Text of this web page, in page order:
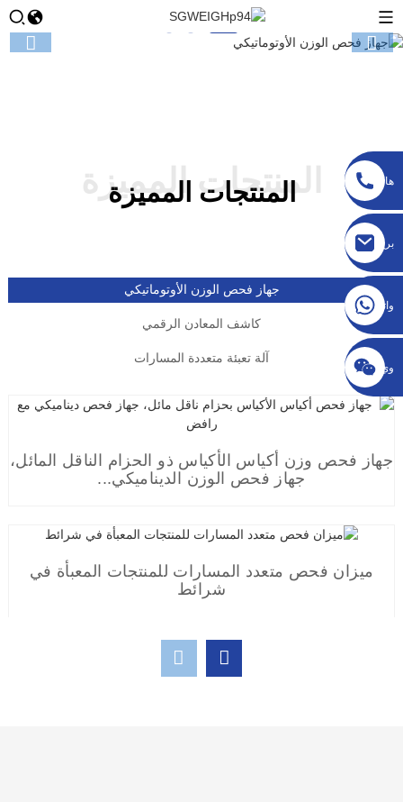
هاتف
بريد
إلكتروني
واتساب
وي
تشات
المنتجات المميزة
المنتجات المميزة
جهاز فحص الوزن الأوتوماتيكي
كاشف المعادن الرقمي
آلة تعبئة متعددة المسارات
جهاز فحص وزن أكياس الأكياس ذو الحزام الناقل المائل،
جهاز فحص الوزن الديناميكي...
ميزان فحص متعدد المسارات للمنتجات المعبأة في
شرائط
الألومنيوم...
ماكينة تعبئة وتغليف الصلصة متعددة المسارات ذات سعة
عالية...